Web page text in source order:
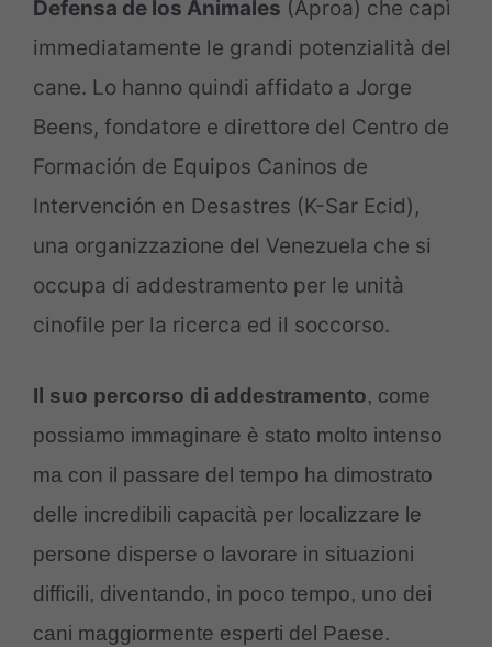
Defensa de los Animales (Aproa) che capì
immediatamente le grandi potenzialità del
cane. Lo hanno quindi affidato a Jorge
Beens, fondatore e direttore del Centro de
Formación de Equipos Caninos de
Intervención en Desastres (K-Sar Ecid),
una organizzazione del Venezuela che si
occupa di addestramento per le unità
cinofile per la ricerca ed il soccorso.
Il suo percorso di addestramento, come
possiamo immaginare è stato molto intenso
ma con il passare del tempo ha dimostrato
delle incredibili capacità per localizzare le
persone disperse o lavorare in situazioni
difficili, diventando, in poco tempo, uno dei
cani maggiormente esperti del Paese.